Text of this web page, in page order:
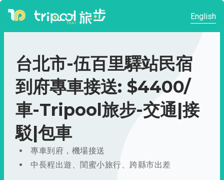
English
台北市-伍百里驛站民宿
到府專車接送: $4400/
車-Tripool旅步-交通|接
駁|包車
專車到府，機場接送
中長程出遊、閨蜜小旅行、跨縣市出差